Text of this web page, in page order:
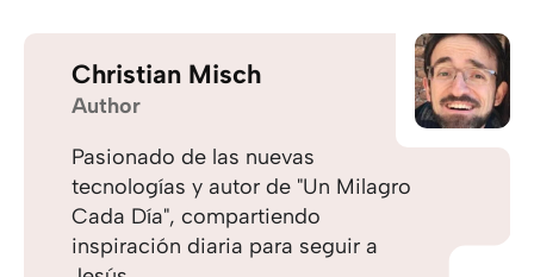
Christian Misch
Author
Pasionado de las nuevas
tecnologías y autor de "Un Milagro
Cada Día", compartiendo
inspiración diaria para seguir a